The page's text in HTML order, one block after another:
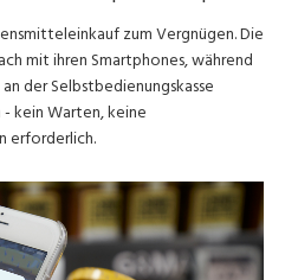
zum Vergnügen. Die
mit ihren Smartphones, während
der Selbstbedienungskasse
kein Warten, keine
erforderlich.